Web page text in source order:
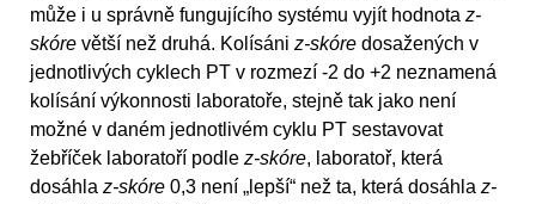
může i u správně fungujícího systému vyjít hodnota z-
skóre větší než druhá. Kolísáni z-skóre dosažených v
jednotlivých cyklech PT v rozmezí -2 do +2 neznamená
kolísání výkonnosti laboratoře, stejně tak jako není
možné v daném jednotlivém cyklu PT sestavovat
žebříček laboratoří podle z-skóre, laboratoř, která
dosáhla z-skóre 0,3 není „lepší“ než ta, která dosáhla z-